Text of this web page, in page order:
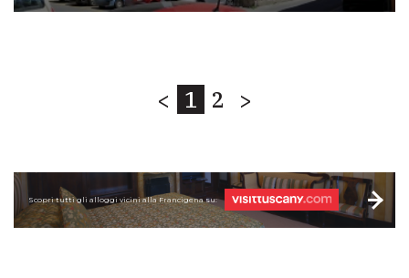
< 1 2 >
Scopri tutti gli alloggi vicini alla Francigena su: